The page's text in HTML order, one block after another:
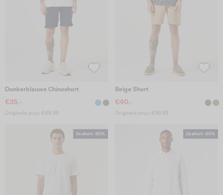
Donkerblauwe Chinoshort
€35.-
Originele prijs: €49.99
Beige Short
€40.-
Originele prijs: €59.99